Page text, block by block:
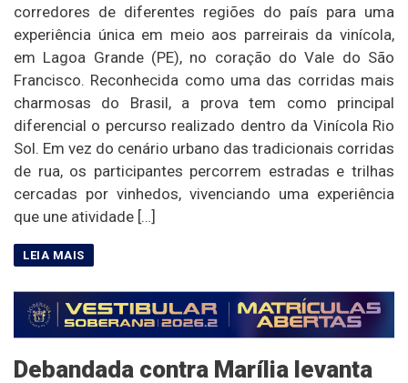
corredores de diferentes regiões do país para uma
experiência única em meio aos parreirais da vinícola,
em Lagoa Grande (PE), no coração do Vale do São
Francisco. Reconhecida como uma das corridas mais
charmosas do Brasil, a prova tem como principal
diferencial o percurso realizado dentro da Vinícola Rio
Sol. Em vez do cenário urbano das tradicionais corridas
de rua, os participantes percorrem estradas e trilhas
cercadas por vinhedos, vivenciando uma experiência
que une atividade […]
Debandada contra Marília levanta